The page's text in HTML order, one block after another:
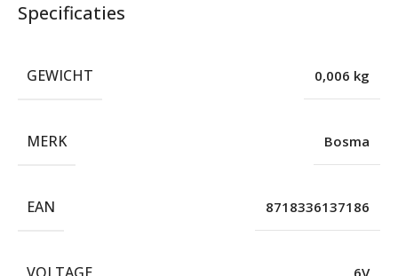
Specificaties
GEWICHT 0,006 kg
MERK Bosma
EAN 8718336137186